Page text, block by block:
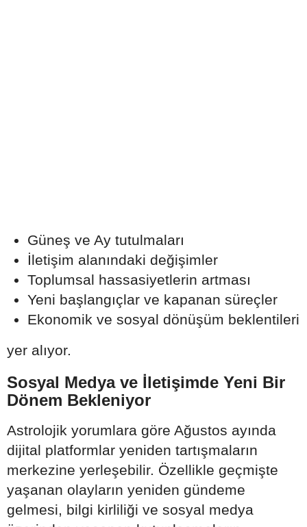
Güneş ve Ay tutulmaları
İletişim alanındaki değişimler
Toplumsal hassasiyetlerin artması
Yeni başlangıçlar ve kapanan süreçler
Ekonomik ve sosyal dönüşüm beklentileri
yer alıyor.
Sosyal Medya ve İletişimde Yeni Bir
Dönem Bekleniyor
Astrolojik yorumlara göre Ağustos ayında
dijital platformlar yeniden tartışmaların
merkezine yerleşebilir. Özellikle geçmişte
yaşanan olayların yeniden gündeme
gelmesi, bilgi kirliliği ve sosyal medya